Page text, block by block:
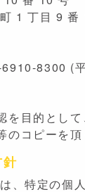
1 丁目 9 番
8300 (
を目的とし
コピーを頂
、特定の個